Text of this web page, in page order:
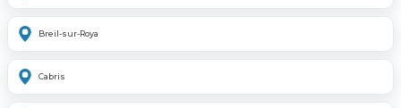
Breil-sur-Roya
Cabris